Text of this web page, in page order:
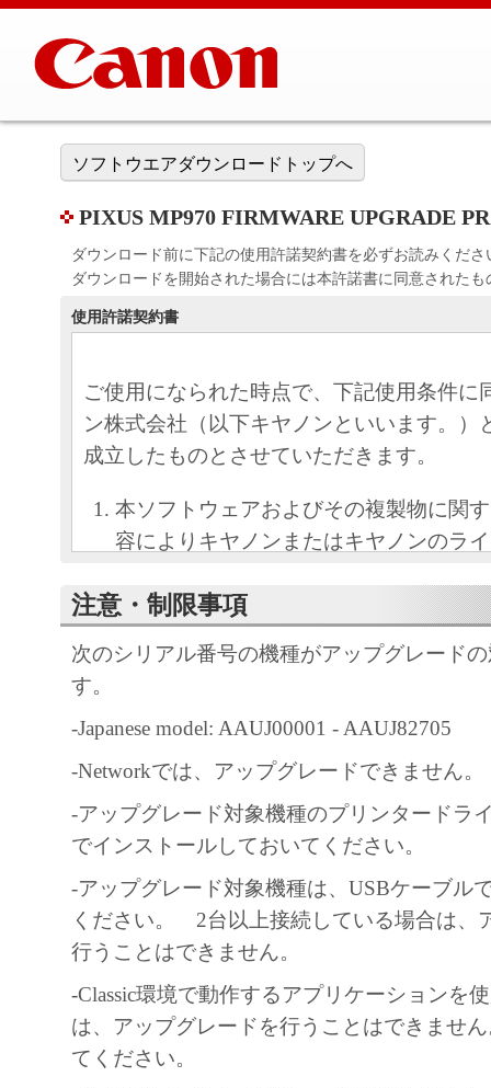
ソフトウエアダウンロードトップへ
PIXUS MP970 FIRMWARE UPGRADE
ダウンロード前に下記の使用許諾契約書を必ずお読みくださ
ダウンロードを開始された場合には本許諾書に同意された
使用許諾契約書
ご使用になられた時点で、下記使用条件に
ン株式会社（以下キヤノンといいます。）
成立したものとさせていただきます。
本ソフトウェアおよびその複製物に関
容によりキヤノンまたはキヤノンのラ
キヤノンは、本ソフトウェアのユーザ
ノン製品を利用する目的で本ソフトウ
ユーザーは、本ソフトウェアの全部ま
改変、リバース・エンジニアリング、
キヤノン、キヤノンマーケティングジ
よびキヤノンのライセンサーは、本ソ
ザーの特定の目的のために適当である
用であること、または本ソフトウェア
と、その他本ソフトウェアに関してい
しません。
キヤノン、キヤノンマーケティングジ
よびキヤノンのライセンサーは、本ソ
注意・制限事項
次のシリアル番号の機種がアップグレード
す。
-Japanese model: AAUJ00001 - AAUJ82705
-Networkでは、アップグレードできません。
-アップグレード対象機種のプリンタードラ
でインストールしておいてください。
-アップグレード対象機種は、USBケーブル
ください。 2台以上接続している場合は、
行うことはできません。
-Classic環境で動作するアプリケーションを
は、アップグレードを行うことはできません
てください。